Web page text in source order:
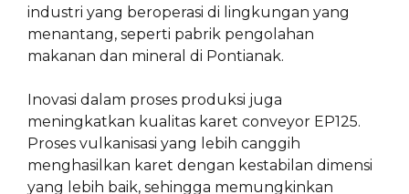
industri yang beroperasi di lingkungan yang
menantang, seperti pabrik pengolahan
makanan dan mineral di Pontianak.
Inovasi dalam proses produksi juga
meningkatkan kualitas karet conveyor EP125.
Proses vulkanisasi yang lebih canggih
menghasilkan karet dengan kestabilan dimensi
yang lebih baik, sehingga memungkinkan